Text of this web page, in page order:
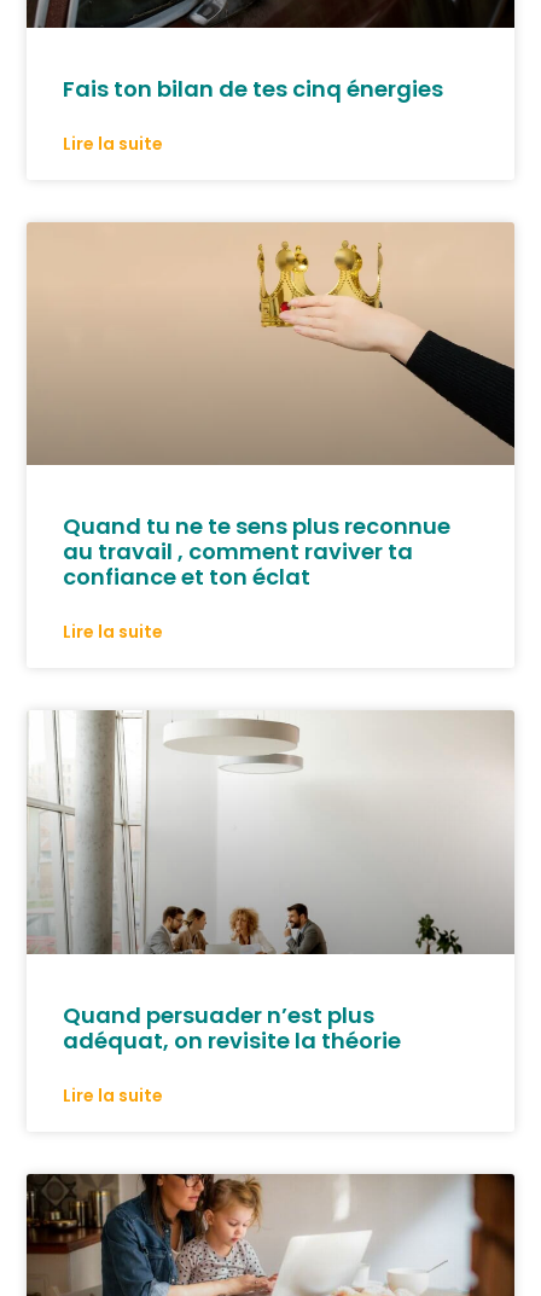
Fais ton bilan de tes cinq énergies
Lire la suite
Quand tu ne te sens plus reconnue
au travail , comment raviver ta
confiance et ton éclat
Lire la suite
Quand persuader n’est plus
adéquat, on revisite la théorie
Lire la suite